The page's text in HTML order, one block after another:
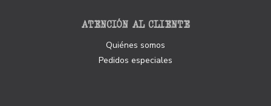
ATENCIÓN AL CLIENTE
Quiénes somos
Pedidos especiales